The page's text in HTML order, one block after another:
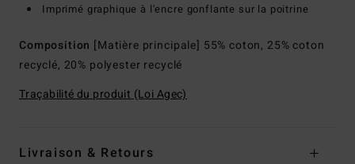
Imprimé graphique à l'encre gonflante sur la poitrine
Composition [Matière principale] 55% coton, 25% coton
recyclé, 20% polyester recyclé
Traçabilité du produit (Loi Agec)
Livraison & Retours